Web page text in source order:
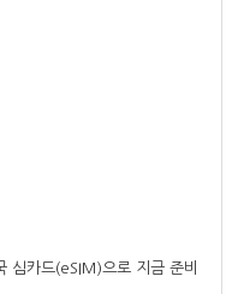
심카드(eSIM)으로 지금 준비